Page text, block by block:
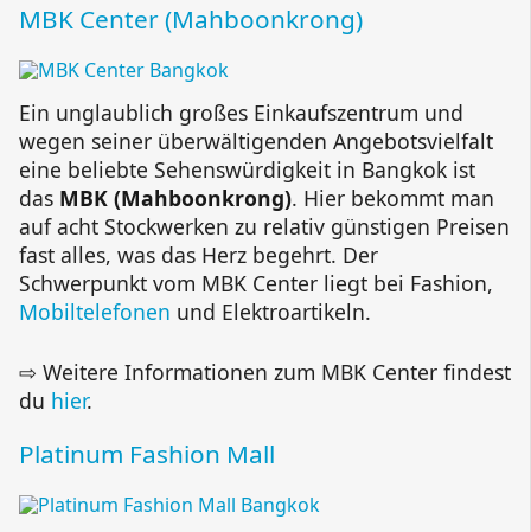
MBK Center (Mahboonkrong)
Ein unglaublich großes Einkaufszentrum und
wegen seiner überwältigenden Angebotsvielfalt
eine beliebte Sehenswürdigkeit in Bangkok ist
das MBK (Mahboonkrong). Hier bekommt man
auf acht Stockwerken zu relativ günstigen Preisen
fast alles, was das Herz begehrt. Der
Schwerpunkt vom MBK Center liegt bei Fashion,
Mobiltelefonen und Elektroartikeln.
⇨ Weitere Informationen zum MBK Center findest
du hier.
Platinum Fashion Mall